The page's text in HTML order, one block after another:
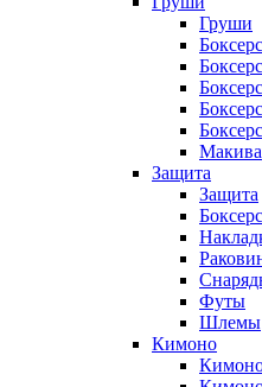
Груши
Защита
Защита
Футы
Шлемы
Кимоно